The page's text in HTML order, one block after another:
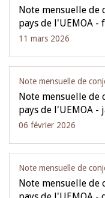
Note mensuelle de
pays de l'UEMOA -
11 mars 2026
Note mensuelle de
Note mensuelle de
pays de l'UEMOA -
06 février 2026
Note mensuelle de
Note mensuelle de